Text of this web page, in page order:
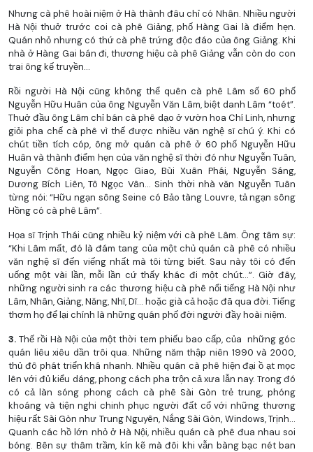
Nhưng cà phê hoài niệm ở Hà thành đâu chỉ có Nhân. Nhiều người
Hà Nội thuở trước coi cà phê Giảng, phố Hàng Gai là điểm hẹn.
Quán nhỏ nhưng có thứ cà phê trứng độc đáo của ông Giảng. Khi
nhà ở Hàng Gai bán đi, thương hiệu cà phê Giảng vẫn còn do con
trai ông kế truyền...
Rồi người Hà Nội cũng không thể quên cà phê Lâm số 60 phố
Nguyễn Hữu Huân của ông Nguyễn Văn Lâm, biệt danh Lâm “toét”.
Thuở đầu ông Lâm chỉ bán cà phê dạo ở vườn hoa Chí Linh, nhưng
giỏi pha chế cà phê vì thế được nhiều văn nghệ sĩ chú ý. Khi có
chút tiền tích cóp, ông mở quán cà phê ở 60 phố Nguyễn Hữu
Huân và thành điểm hẹn của văn nghệ sĩ thời đó như Nguyễn Tuân,
Nguyễn Công Hoan, Ngọc Giao, Bùi Xuân Phái, Nguyễn Sáng,
Dương Bích Liên, Tô Ngọc Vân... Sinh thời nhà văn Nguyễn Tuân
từng nói: “Hữu ngạn sông Seine có Bảo tàng Louvre, tả ngạn sông
Hồng có cà phê Lâm”.
Họa sĩ Trịnh Thái cũng nhiều kỷ niệm với cà phê Lâm. Ông tâm sự:
“Khi Lâm mất, đó là đám tang của một chủ quán cà phê có nhiều
văn nghệ sĩ đến viếng nhất mà tôi từng biết. Sau này tôi có đến
uống một vài lần, mỗi lần cứ thấy khác đi một chút...”. Giờ đây,
những người sinh ra các thương hiệu cà phê nổi tiếng Hà Nội như
Lâm, Nhân, Giảng, Năng, Nhĩ, Dĩ... hoặc già cả hoặc đã qua đời. Tiếng
thơm họ để lại chính là những quán phố đời người đầy hoài niệm.
3. Thế rồi Hà Nội của một thời tem phiếu bao cấp, của những góc
quán liêu xiêu dần trôi qua. Những năm thập niên 1990 và 2000,
thủ đô phát triển khá nhanh. Nhiều quán cà phê hiện đại ồ ạt mọc
lên với đủ kiểu dáng, phong cách pha trộn cả xưa lẫn nay. Trong đó
có cả làn sóng phong cách cà phê Sài Gòn trẻ trung, phóng
khoáng và tiện nghi chinh phục người đất cổ với những thương
hiệu rất Sài Gòn như Trung Nguyên, Nắng Sài Gòn, Windows, Trịnh...
Quanh các hồ lớn nhỏ ở Hà Nội, nhiều quán cà phê đua nhau soi
bóng. Bên sự thâm trầm, kín kẽ mà đôi khi vẫn bàng bạc nét ban